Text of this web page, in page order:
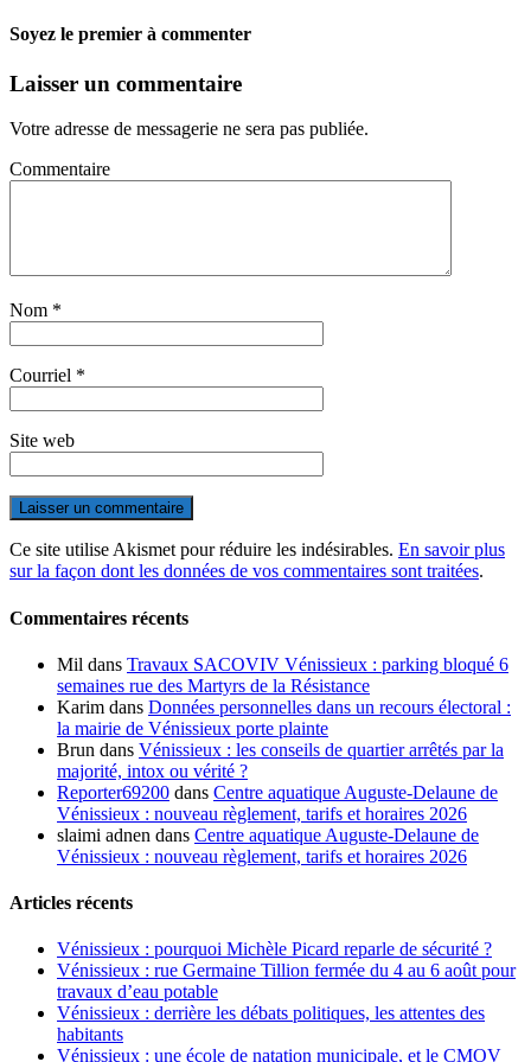
Soyez le premier à commenter
Laisser un commentaire
Votre adresse de messagerie ne sera pas publiée.
Commentaire
Nom *
Courriel *
Site web
Ce site utilise Akismet pour réduire les indésirables. En savoir plus
sur la façon dont les données de vos commentaires sont traitées.
Commentaires récents
Mil dans Travaux SACOVIV Vénissieux : parking bloqué 6
semaines rue des Martyrs de la Résistance
Karim dans Données personnelles dans un recours électoral :
la mairie de Vénissieux porte plainte
Brun dans Vénissieux : les conseils de quartier arrêtés par la
majorité, intox ou vérité ?
Reporter69200 dans Centre aquatique Auguste-Delaune de
Vénissieux : nouveau règlement, tarifs et horaires 2026
slaimi adnen dans Centre aquatique Auguste-Delaune de
Vénissieux : nouveau règlement, tarifs et horaires 2026
Articles récents
Vénissieux : pourquoi Michèle Picard reparle de sécurité ?
Vénissieux : rue Germaine Tillion fermée du 4 au 6 août pour
travaux d’eau potable
Vénissieux : derrière les débats politiques, les attentes des
habitants
Vénissieux : une école de natation municipale, et le CMOV